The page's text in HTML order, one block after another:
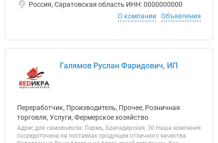
Россия, Саратовская область ИНН: 0000000000
О компании
Объявления
Галямов Руслан Фаридович, ИП
Переработчик, Производитель, Прочее, Розничная
торговля, Услуги, Фермерское хозяйство
Адрес для самовывоза: Пермь, Бригадирская, 30 Наша компания
сосредоточена на поставках продукции отличного качества.